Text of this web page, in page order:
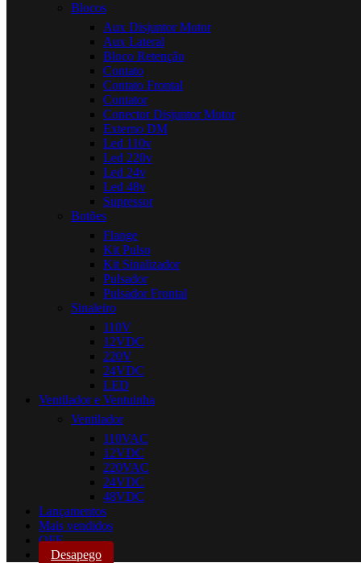
Blocos
Aux Disjuntor Motor
Aux Lateral
Bloco Retenção
Contato
Contato Frontal
Contator
Conector Disjuntor Motor
Externo DM
Led 110v
Led 220v
Led 24v
Led 48v
Supressor
Botões
Flange
Kit Pulso
Kit Sinalizador
Pulsador
Pulsador Frontal
Sinaleiro
110V
12VDC
220V
24VDC
LED
Ventilador e Ventuinha
Ventilador
110VAC
12VDC
220VAC
24VDC
48VDC
Lançamentos
Mais vendidos
OFF
Desapego